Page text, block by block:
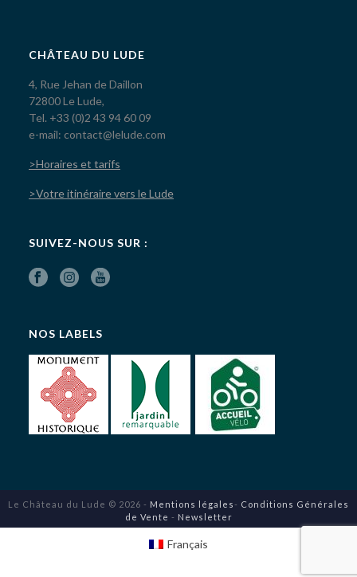
CHÂTEAU DU LUDE
4, Rue Jehan de Daillon
72800 Le Lude,
Tel. +33 (0)2 43 94 60 09
e-mail: contact@lelude.com
>Horaires et tarifs
>Votre itinéraire vers le Lude
SUIVEZ-NOUS SUR :
NOS LABELS
Le Château du Lude © 2026 - Mentions légales- Conditions Générales
de Vente - Newsletter
Français